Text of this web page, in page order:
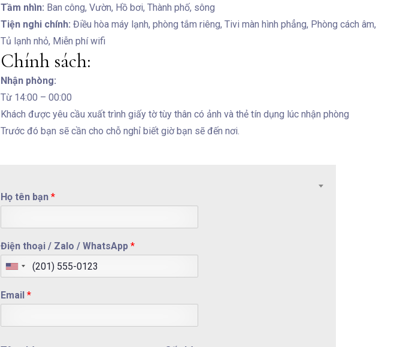
Tầm nhìn: Ban công, Vườn, Hồ bơi, Thành phố, sông
Tiện nghi chính: Điều hòa máy lạnh, phòng tắm riêng, Tivi màn hình phẳng, Phòng cách âm,
Tủ lạnh nhỏ, Miễn phí wifi
Chính sách:
Nhận phòng:
Từ 14:00 – 00:00
Khách được yêu cầu xuất trình giấy tờ tùy thân có ảnh và thẻ tín dụng lúc nhận phòng
Trước đó bạn sẽ cần cho chỗ nghỉ biết giờ bạn sẽ đến nơi.
Họ tên bạn *
Điện thoại / Zalo / WhatsApp *
Email *